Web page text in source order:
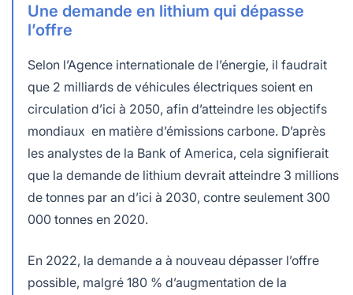
Une demande en lithium qui dépasse
l’offre
Selon l’Agence internationale de l’énergie, il faudrait
que 2 milliards de véhicules électriques soient en
circulation d’ici à 2050, afin d’atteindre les objectifs
mondiaux en matière d’émissions carbone. D’après
les analystes de la Bank of America, cela signifierait
que la demande de lithium devrait atteindre 3 millions
de tonnes par an d’ici à 2030, contre seulement 300
000 tonnes en 2020.
En 2022, la demande a à nouveau dépasser l’offre
possible, malgré 180 % d’augmentation de la